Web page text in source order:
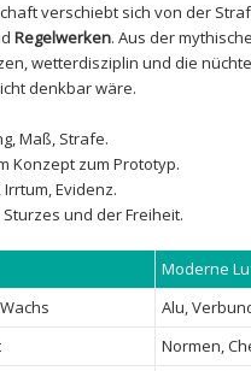
‍verschiebt sich von der
Regelwerken. Aus‌ der
⁤wetterdisziplin und die
denkbar ​wäre.
Maß, Strafe.
Konzept zum Prototyp.
Evidenz.
und der Freiheit.
Moderne
Alu,
Normen,